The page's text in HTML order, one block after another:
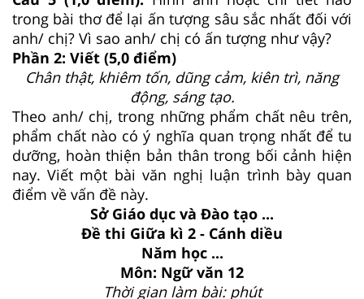
trong bài thơ để lại ấn tượng sâu sắc nhất đối với
anh/ chị? Vì sao anh/ chị có ấn tượng như vậy?
Phần 2: Viết (5,0 điểm)
Chân thật, khiêm tốn, dũng cảm, kiên trì, năng
động, sáng tạo.
Theo anh/ chị, trong những phẩm chất nêu trên,
phẩm chất nào có ý nghĩa quan trọng nhất để tu
dưỡng, hoàn thiện bản thân trong bối cảnh hiện
nay. Viết một bài văn nghị luận trình bày quan
điểm về vấn đề này.
Sở Giáo dục và Đào tạo ...
Đề thi Giữa kì 2 - Cánh diều
Năm học ...
Môn: Ngữ văn 12
Thời gian làm bài: phút